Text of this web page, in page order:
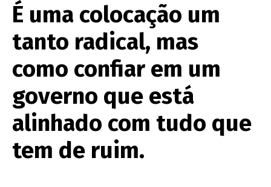
É uma colocação um
tanto radical, mas
como confiar em um
governo que está
alinhado com tudo que
tem de ruim.